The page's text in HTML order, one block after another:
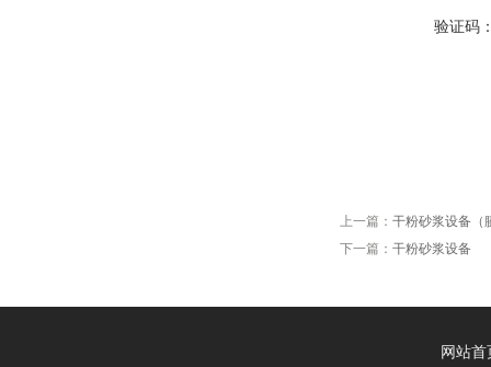
验证码
上一篇： 干粉砂浆设备（
下一篇： 干粉砂浆设备
网站首